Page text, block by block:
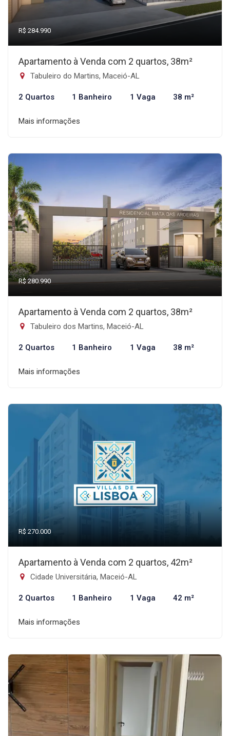
R$ 284.990
Apartamento à Venda com 2 quartos, 38m²
Tabuleiro do Martins, Maceió-AL
2 Quartos 1 Banheiro 1 Vaga 38 m²
Mais informações
R$ 280.990
Apartamento à Venda com 2 quartos, 38m²
Tabuleiro dos Martins, Maceió-AL
2 Quartos 1 Banheiro 1 Vaga 38 m²
Mais informações
R$ 270.000
Apartamento à Venda com 2 quartos, 42m²
Cidade Universitária, Maceió-AL
2 Quartos 1 Banheiro 1 Vaga 42 m²
Mais informações